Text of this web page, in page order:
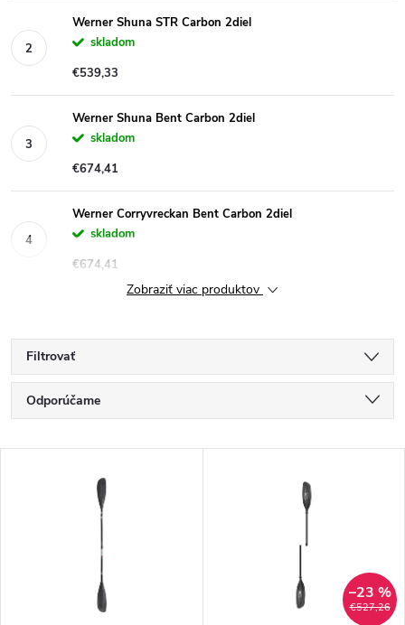
Werner Shuna STR Carbon 2diel
skladom
€539,33
Werner Shuna Bent Carbon 2diel
skladom
€674,41
Werner Corryvreckan Bent Carbon 2diel
skladom
€674,41
Zobraziť viac produktov
Filtrovať
R
a
Odporúčame
Najpredávanejšie
€527,26
–23 %